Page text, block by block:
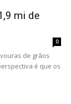
mi de
0
de grãos
é que os